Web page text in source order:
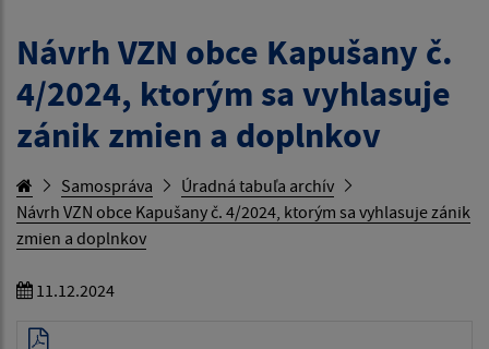
Návrh VZN obce Kapušany č.
4/2024, ktorým sa vyhlasuje
zánik zmien a doplnkov
Samospráva
Úradná tabuľa archív
Návrh VZN obce Kapušany č. 4/2024, ktorým sa vyhlasuje zánik
zmien a doplnkov
11.12.2024